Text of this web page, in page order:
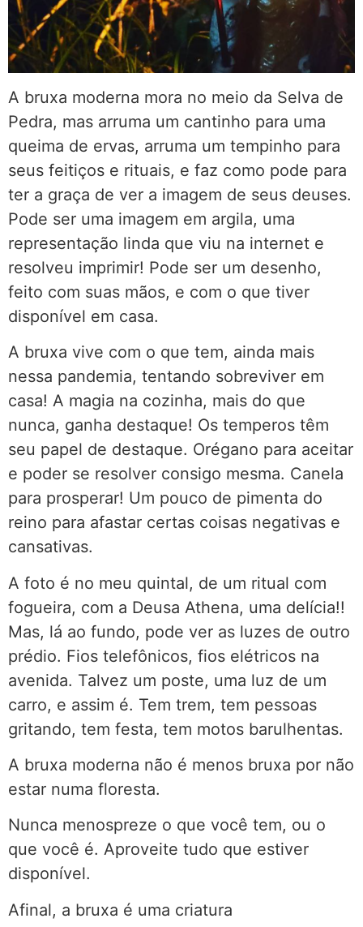
A bruxa moderna mora no meio da Selva de
Pedra, mas arruma um cantinho para uma
queima de ervas, arruma um tempinho para
seus feitiços e rituais, e faz como pode para
ter a graça de ver a imagem de seus deuses.
Pode ser uma imagem em argila, uma
representação linda que viu na internet e
resolveu imprimir! Pode ser um desenho,
feito com suas mãos, e com o que tiver
disponível em casa.
A bruxa vive com o que tem, ainda mais
nessa pandemia, tentando sobreviver em
casa! A magia na cozinha, mais do que
nunca, ganha destaque! Os temperos têm
seu papel de destaque. Orégano para aceitar
e poder se resolver consigo mesma. Canela
para prosperar! Um pouco de pimenta do
reino para afastar certas coisas negativas e
cansativas.
A foto é no meu quintal, de um ritual com
fogueira, com a Deusa Athena, uma delícia!!
Mas, lá ao fundo, pode ver as luzes de outro
prédio. Fios telefônicos, fios elétricos na
avenida. Talvez um poste, uma luz de um
carro, e assim é. Tem trem, tem pessoas
gritando, tem festa, tem motos barulhentas.
A bruxa moderna não é menos bruxa por não
estar numa floresta.
Nunca menospreze o que você tem, ou o
que você é. Aproveite tudo que estiver
disponível.
Afinal, a bruxa é uma criatura